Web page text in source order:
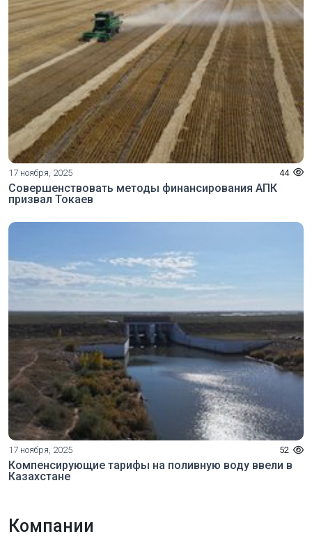
17 ноября, 2025 44
Совершенствовать методы финансирования АПК
призвал Токаев
17 ноября, 2025 52
Компенсирующие тарифы на поливную воду ввели в
Казахстане
Компании